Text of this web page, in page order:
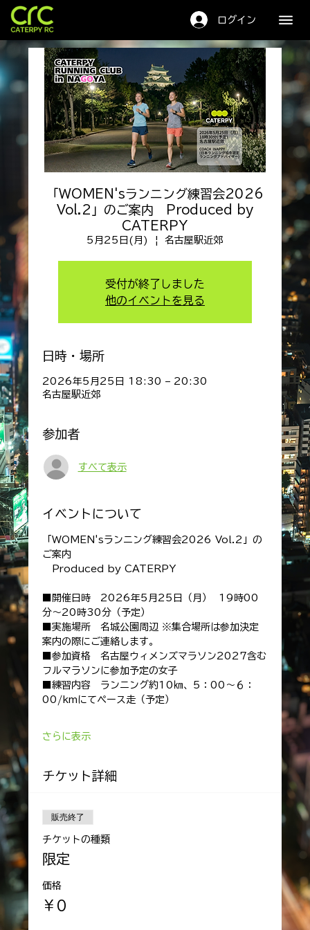
ログイン
「WOMEN'sランニング練習会2026
Vol.2」のご案内 Produced by
CATERPY
5月25日(月)
  |
名古屋駅近郊
受付が終了しました
他のイベントを見る
日時・場所
2026年5月25日 18:30 – 20:30
名古屋駅近郊
参加者
すべて表示
イベントについて
「WOMEN'sランニング練習会2026 Vol.2」の
ご案内
Produced by CATERPY
■開催日時　2026年5月25日（月）  19時00
分～20時30分（予定）
■実施場所　名城公園周辺 ※集合場所は参加決定
案内の際にご連絡します。
■参加資格　名古屋ウィメンズマラソン2027含む
フルマラソンに参加予定の女子
■練習内容　ランニング約10㎞、5：00～６：
00/kmにてペース走（予定）
さらに表示
チケット詳細
販売終了
チケットの種類
限定
価格
￥0